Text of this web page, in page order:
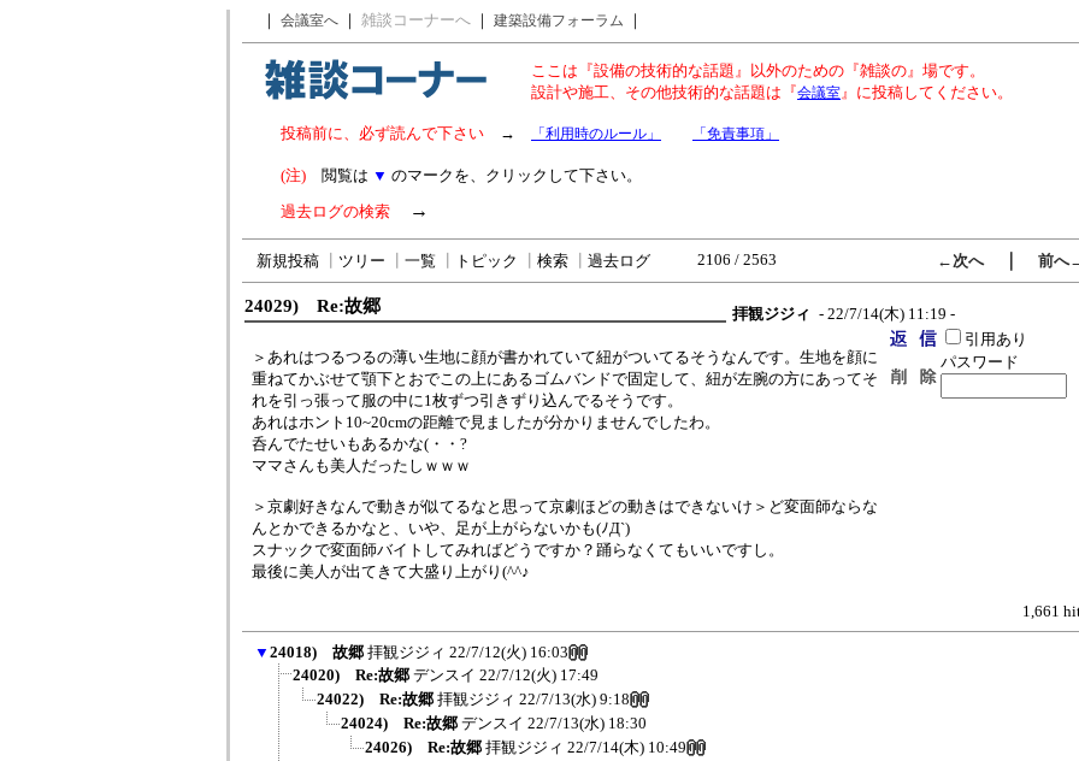
｜ 会議室へ ｜ 雑談コーナーへ ｜ 建築設備フォーラム ｜
ここは『設備の技術的な話題』以外のための『雑談の』場です。
設計や施工、その他技術的な話題は『会議室』に投稿してください。
投稿前に、必ず読んで下さい → 「利用時のルール」 「免責事項」
(注) 閲覧は ▼ のマークを、クリックして下さい。
過去ログの検索 →
新規投稿 ツリー 一覧 トピック 検索 過去ログ 2106 / 2563 ←次へ｜ 前へ
24029) Re:故郷 拝観ジジィ - 22/7/14(木) 11:19 -
＞あれはつるつるの薄い生地に顔が書かれていて紐がついてるそうなんです。生地を顔に
重ねてかぶせて顎下とおでこの上にあるゴムバンドで固定して、紐が左腕の方にあってそ
れを引っ張って服の中に1枚ずつ引きずり込んでるそうです。
あれはホント10~20cmの距離で見ましたが分かりませんでしたわ。
呑んでたせいもあるかな(・・?
ママさんも美人だったしｗｗｗ
＞京劇好きなんで動きが似てるなと思って京劇ほどの動きはできないけ＞ど変面師ならな
んとかできるかなと、いや、足が上がらないかも(ﾉД`)
スナックで変面師バイトしてみればどうですか？踊らなくてもいいですし。
最後に美人が出てきて大盛り上がり(^^♪
引用あり
パスワード
1,661
▼ 24018) 故郷 拝観ジジィ 22/7/12(火) 16:03
24020) Re:故郷 デンスイ 22/7/12(火) 17:49
24022) Re:故郷 拝観ジジィ 22/7/13(水) 9:18
24024) Re:故郷 デンスイ 22/7/13(水) 18:30
24026) Re:故郷 拝観ジジィ 22/7/14(木) 10:49